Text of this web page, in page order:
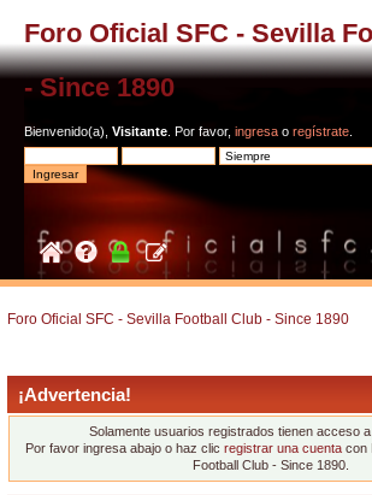
Foro Oficial SFC - Sevilla
- Since 1890
Bienvenido(a), Visitante . Por favor, ingresa o regístrate
Foro Oficial SFC - Sevilla Football Club - Since 1890
¡Advertencia!
Solamente usuarios registrados tienen acceso
Por favor ingresa abajo o haz clic registrar una cuentacon
Football Club - Since 1890.